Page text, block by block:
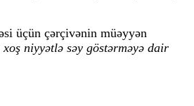
üçün çərçivənin müəyyən
niyyətlə səy göstərməyə dair